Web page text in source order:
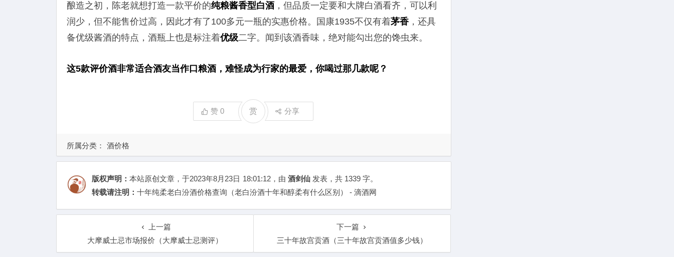
酿造之初，陈老就想打造一款平价的纯粮酱香型白酒 ，但品质一定要和大牌白酒看齐，可以利
润少，但不能售价过高，因此才有了100多元一瓶的实惠价格。国康1935不仅有着茅香 ，还具
备优级酱酒的特点，酒瓶上也是标注着优级二字。闻到该酒香味，绝对能勾出您的馋虫来。
这5款评价酒非常适合酒友当作口粮酒，难怪成为行家的最爱，你喝过那几款呢？
赞 0 赏 分享
所属分类： 酒价格
版权声明： 本站原创文章，于2023年8月23日 18:01:12 ，由 酒剑仙 发表，共 1339 字。
转载请注明： 十年纯柔老白汾酒价格查询（老白汾酒十年和醇柔有什么区别） - 滴酒网
上一篇
大摩威士忌市场报价（大摩威士忌测评）
下一篇
三十年故宫贡酒（三十年故宫贡酒值多少钱）